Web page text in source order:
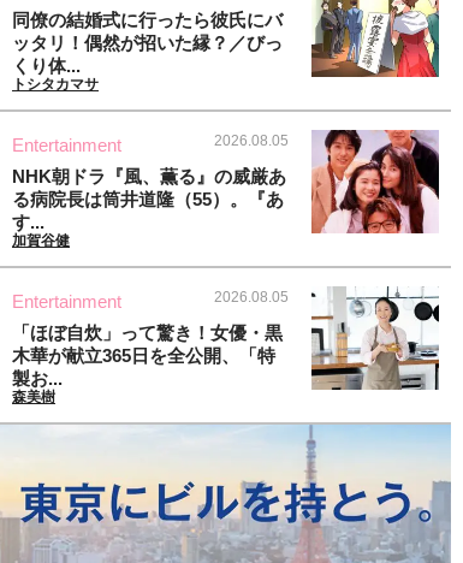
同僚の結婚式に行ったら彼氏にバ
ッタリ！偶然が招いた縁？／びっ
くり体...
トシタカマサ
Entertainment 2026.08.05
NHK朝ドラ『風、薫る』の威厳あ
る病院長は筒井道隆（55）。『あ
す...
加賀谷健
Entertainment 2026.08.05
「ほぼ自炊」って驚き！女優・黒
木華が献立365日を全公開、「特
製お...
森美樹